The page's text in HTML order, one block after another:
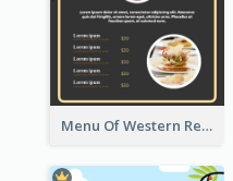
Menu Of Western Restaurant In Simple Layout